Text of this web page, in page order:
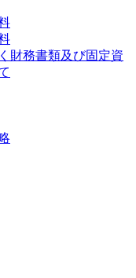
財務書類及び固定資